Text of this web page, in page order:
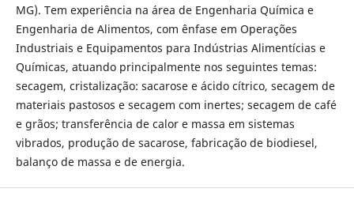
MG). Tem experiência na área de Engenharia Química e
Engenharia de Alimentos, com ênfase em Operações
Industriais e Equipamentos para Indústrias Alimentícias e
Químicas, atuando principalmente nos seguintes temas:
secagem, cristalização: sacarose e ácido cítrico, secagem de
materiais pastosos e secagem com inertes; secagem de café
e grãos; transferência de calor e massa em sistemas
vibrados, produção de sacarose, fabricação de biodiesel,
balanço de massa e de energia.